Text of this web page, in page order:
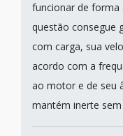
funcionar de forma
questão consegue
com carga, sua
acordo com a
ao motor e de seu
mantém inerte sem